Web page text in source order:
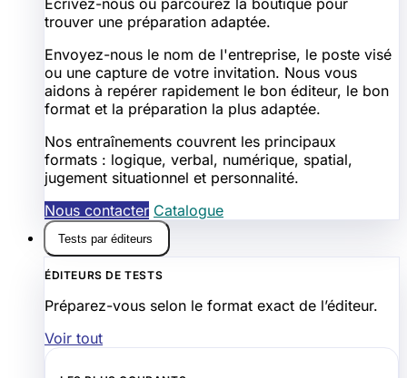
Écrivez-nous ou parcourez la boutique pour
trouver une préparation adaptée.
Envoyez-nous le nom de l'entreprise, le poste visé
ou une capture de votre invitation. Nous vous
aidons à repérer rapidement le bon éditeur, le bon
format et la préparation la plus adaptée.
Nos entraînements couvrent les principaux
formats : logique, verbal, numérique, spatial,
jugement situationnel et personnalité.
Nous contacter Catalogue
Tests par éditeurs
ÉDITEURS DE TESTS
Préparez-vous selon le format exact de l’éditeur.
Voir tout